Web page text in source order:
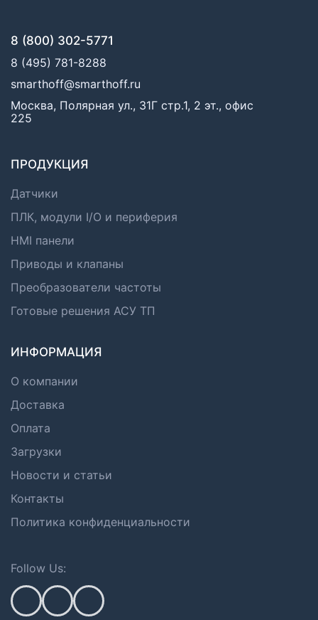
8 (800) 302-5771
8 (495) 781-8288
smarthoff@smarthoff.ru
Москва, Полярная ул., 31Г стр.1, 2 эт., офис
225
ПРОДУКЦИЯ
Датчики
ПЛК, модули I/O и периферия
HMI панели
Приводы и клапаны
Преобразователи частоты
Готовые решения АСУ ТП
ИНФОРМАЦИЯ
О компании
Доставка
Оплата
Загрузки
Новости и статьи
Контакты
Политика конфиденциальности
Follow Us: